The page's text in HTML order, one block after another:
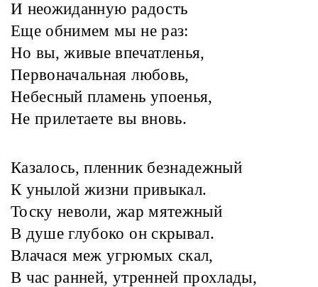
И неожиданную радость
Еще обнимем мы не раз:
Но вы, живые впечатленья,
Первоначальная любовь,
Небесный пламень упоенья,
Не прилетаете вы вновь.
Казалось, пленник безнадежный
К унылой жизни привыкал.
Тоску неволи, жар мятежный
В душе глубоко он скрывал.
Влачася меж угрюмых скал,
В час ранней, утренней прохлады,